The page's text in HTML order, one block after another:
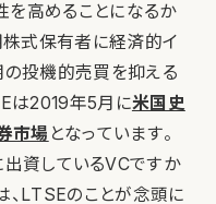
高めることになるか
株式保有者に経済的イ
の投機的売買を抑える
は2019年5月に米国史
市場 となっています。
資しているVCですか
、LTSEのことが念頭に